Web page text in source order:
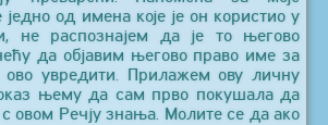
од имена које је он користио у
не распознајем да је то његово
да објавим његово право име за
ово увредити. Прилажем ову личну
њему да сам прво покушала да
овом Речју знања. Молите се да ако